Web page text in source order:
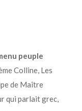
peuple
Colline, Les
de Maître
qui parlait grec,